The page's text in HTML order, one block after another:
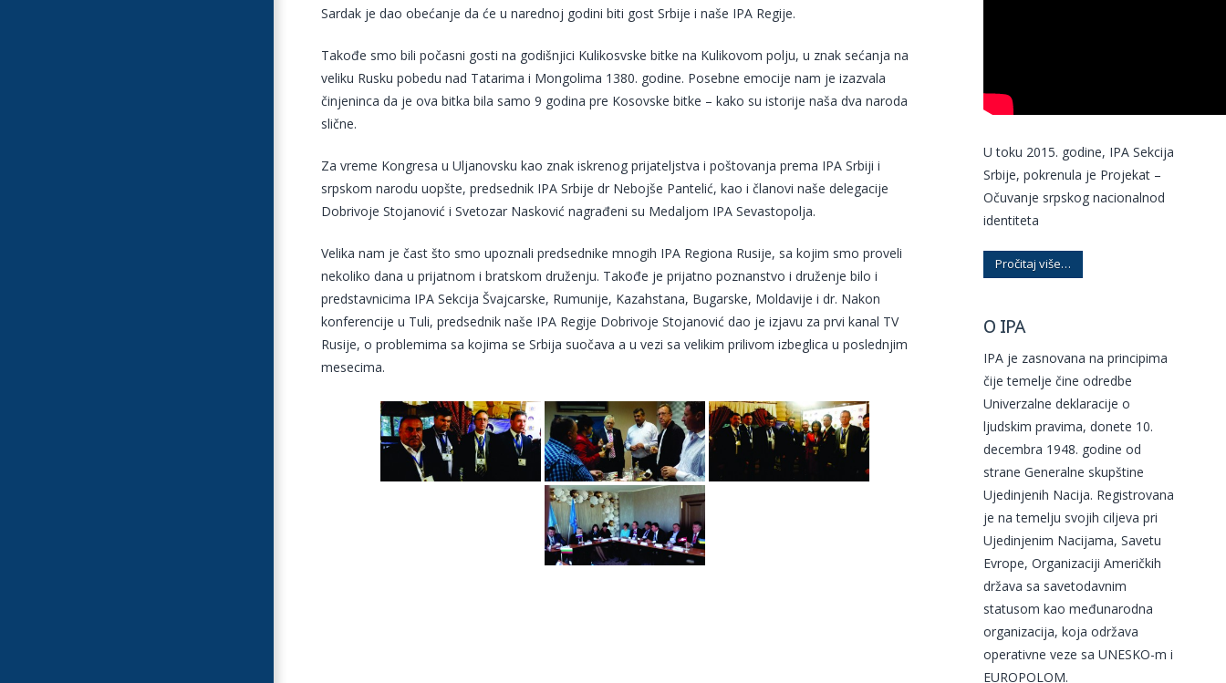
Sardak je dao obećanje da će u narednoj godini biti gost Srbije i naše IPA Regije.
Takođe smo bili počasni gosti na godišnjici Kulikosvske bitke na Kulikovom polju, u znak sećanja na
veliku Rusku pobedu nad Tatarima i Mongolima 1380. godine. Posebne emocije nam je izazvala
činjeninca da je ova bitka bila samo 9 godina pre Kosovske bitke – kako su istorije naša dva naroda
slične.
Za vreme Kongresa u Uljanovsku kao znak iskrenog prijateljstva i poštovanja prema IPA Srbiji i
srpskom narodu uopšte, predsednik IPA Srbije dr Nebojše Pantelić, kao i članovi naše delegacije
Dobrivoje Stojanović i Svetozar Nasković nagrađeni su Medaljom IPA Sevastopolja.
Velika nam je čast što smo upoznali predsednike mnogih IPA Regiona Rusije, sa kojim smo proveli
nekoliko dana u prijatnom i bratskom druženju. Takođe je prijatno poznanstvo i druženje bilo i
predstavnicima IPA Sekcija Švajcarske, Rumunije, Kazahstana, Bugarske, Moldavije i dr. Nakon
konferencije u Tuli, predsednik naše IPA Regije Dobrivoje Stojanović dao je izjavu za prvi kanal TV
Rusije, o problemima sa kojima se Srbija suočava a u vezi sa velikim prilivom izbeglica u poslednjim
mesecima.
U toku 2015. godine, IPA Sekcija
Srbije, pokrenula je Projekat –
Očuvanje srpskog nacionalnod
identiteta
Pročitaj više…
O IPA
IPA je zasnovana na principima
čije temelje čine odredbe
Univerzalne deklaracije o
ljudskim pravima, donete 10.
decembra 1948. godine od
strane Generalne skupštine
Ujedinjenih Nacija. Registrovana
je na temelju svojih ciljeva pri
Ujedinjenim Nacijama, Savetu
Evrope, Organizaciji Američkih
država sa savetodavnim
statusom kao međunarodna
organizacija, koja održava
operativne veze sa UNESKO-m i
EUROPOLOM.